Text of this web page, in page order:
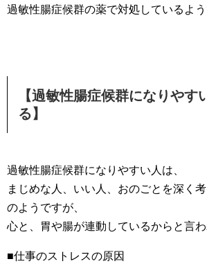
過敏性腸症候群の薬で対処しているよう
【過敏性腸症候群になりやす
る】
過敏性腸症候群になりやすい人は、
まじめな人、いい人、おのごとを深く
のようですが、
心と、胃や腸が連動しているからと言わ
■仕事のストレスの原因